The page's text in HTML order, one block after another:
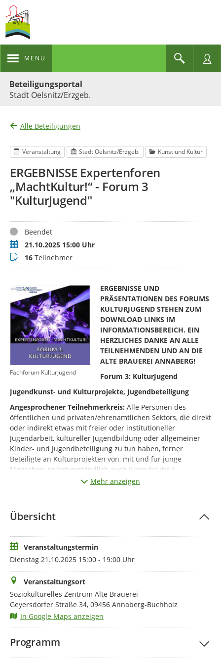
MENÜ
Beteiligungsportal
Stadt Oelsnitz/Erzgeb.
Alle Beteiligungen
Veranstaltung Stadt Oelsnitz/Erzgeb. Kunst und Kultur
ERGEBNISSE Expertenforen
„MachtKultur!“ - Forum 3
"KulturJugend"
StatusBeendet
Termin21.10.2025 15:00 Uhr
Teilnehmer
16 Teilnehmer
Fachforum KulturJugend
ERGEBNISSE UND
PRÄSENTATIONEN DES FORUMS
KULTURJUGEND STEHEN ZUM
DOWNLOAD LINKS IM
INFORMATIONSBEREICH. EIN
HERZLICHES DANKE AN ALLE
TEILNEHMENDEN UND AN DIE
ALTE BRAUEREI ANNABERG!
Forum 3: KulturJugend
Jugendkunst- und Kulturprojekte, Jugendbeteiligung
Angesprochener Teilnehmerkreis: Alle Personen des
öffentlichen und privaten/ehrenamtlichen Sektors, die direkt
oder indirekt etwas mit freier oder institutioneller
Jugendarbeit, kultureller Jugendbildung oder allgemeiner
Kinder- und Jugendbeteiligung zu tun haben, ferner
Beteiligte an Kulturprojekten von, mit und für junge
Menschen, selbstverständlich auch Jugendclubs / -
organisationen und generell alle kulturell interessierten
Entwicklungskonzept für die Kulturhauptstadtregion. Mit
neuland +GmbH & Co. KG mit ihrem Freiberger
Regionalbüro.
Unser Anliegen:In großer Runde werden mit möglichst
vielen regionalen Akteurinnen und Akteuren, gleich ob
bereits im Rahmen der Kulturhauptregion aktiv geworden
oder nicht, die thematischen Eckpfeiler des
Strategiekonzepts bearbeitet, Ziele formuliert und
Maßnahmen vorgeschlagen.
Unsere Herangehensweise:Die Expertenforen
„MachtKultur!“ sind als Fachveranstaltungen mit
Expertinnen und Experten aus der Region unter Beizug von
externem Sachverstand und Best Practice angelegt. Unter “
Mehr anzeigen
Übersicht
Veranstaltungstermin
Dienstag 21.10.2025 15:00 - 19:00 Uhr
Veranstaltungsort
Soziokulturelles Zentrum Alte Brauerei
Geyersdorfer Straße 34, 09456 Annaberg-Buchholz
In Google Maps anzeigen
Programm